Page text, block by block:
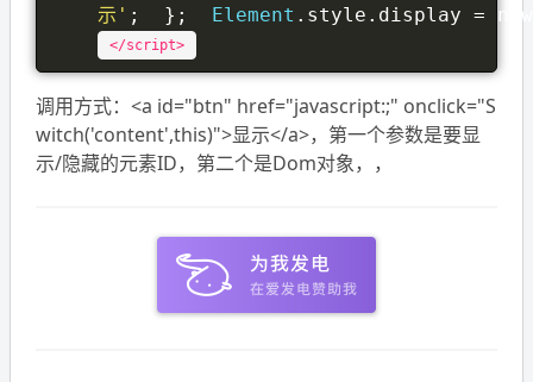
示' ; }; Element . style . display =
</script>
调用方式：<a id="btn" href="javascript:;" onclick="S
witch('content',this)">显示</a>，第一个参数是要显
示/隐藏的元素ID，第二个是Dom对象，，